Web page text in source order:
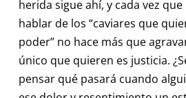
herida sigue ahí, y cada vez
hablar de los “caviares que
poder” no hace más que
único que quieren es justicia.
pensar qué pasará cuando